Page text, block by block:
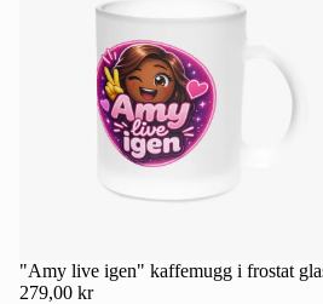
"Amy live igen" kaffemugg i frostat
279,00 kr
Integritetspolicy
Återbetalningspolicy